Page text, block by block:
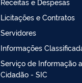
Licitações e Contratos
Servidores
Informações
Serviço de Informação
Cidadão - SIC